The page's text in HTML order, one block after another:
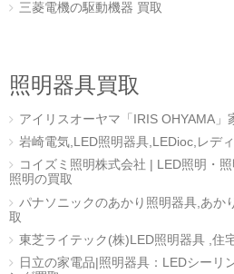
三菱電機の駆動機器 買取
照明器具買取
アイリスオーヤマ「IRIS OHYAMA」
岩崎電気,LED照明器具,LEDioc,レデ
コイズミ照明株式会社 | LED照明・
照明の買取
パナソニックのあかり照明器具,あか
取
東芝ライテック(株)LED照明器具 ,住
日立の家電品|照明器具：LEDシーリ